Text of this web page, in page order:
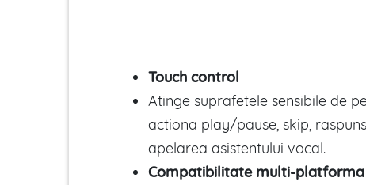
Touch control
Atinge suprafetele sensibile de
actiona play/pause, skip,
apelarea asistentului vocal.
Compatibilitate multi-platforma